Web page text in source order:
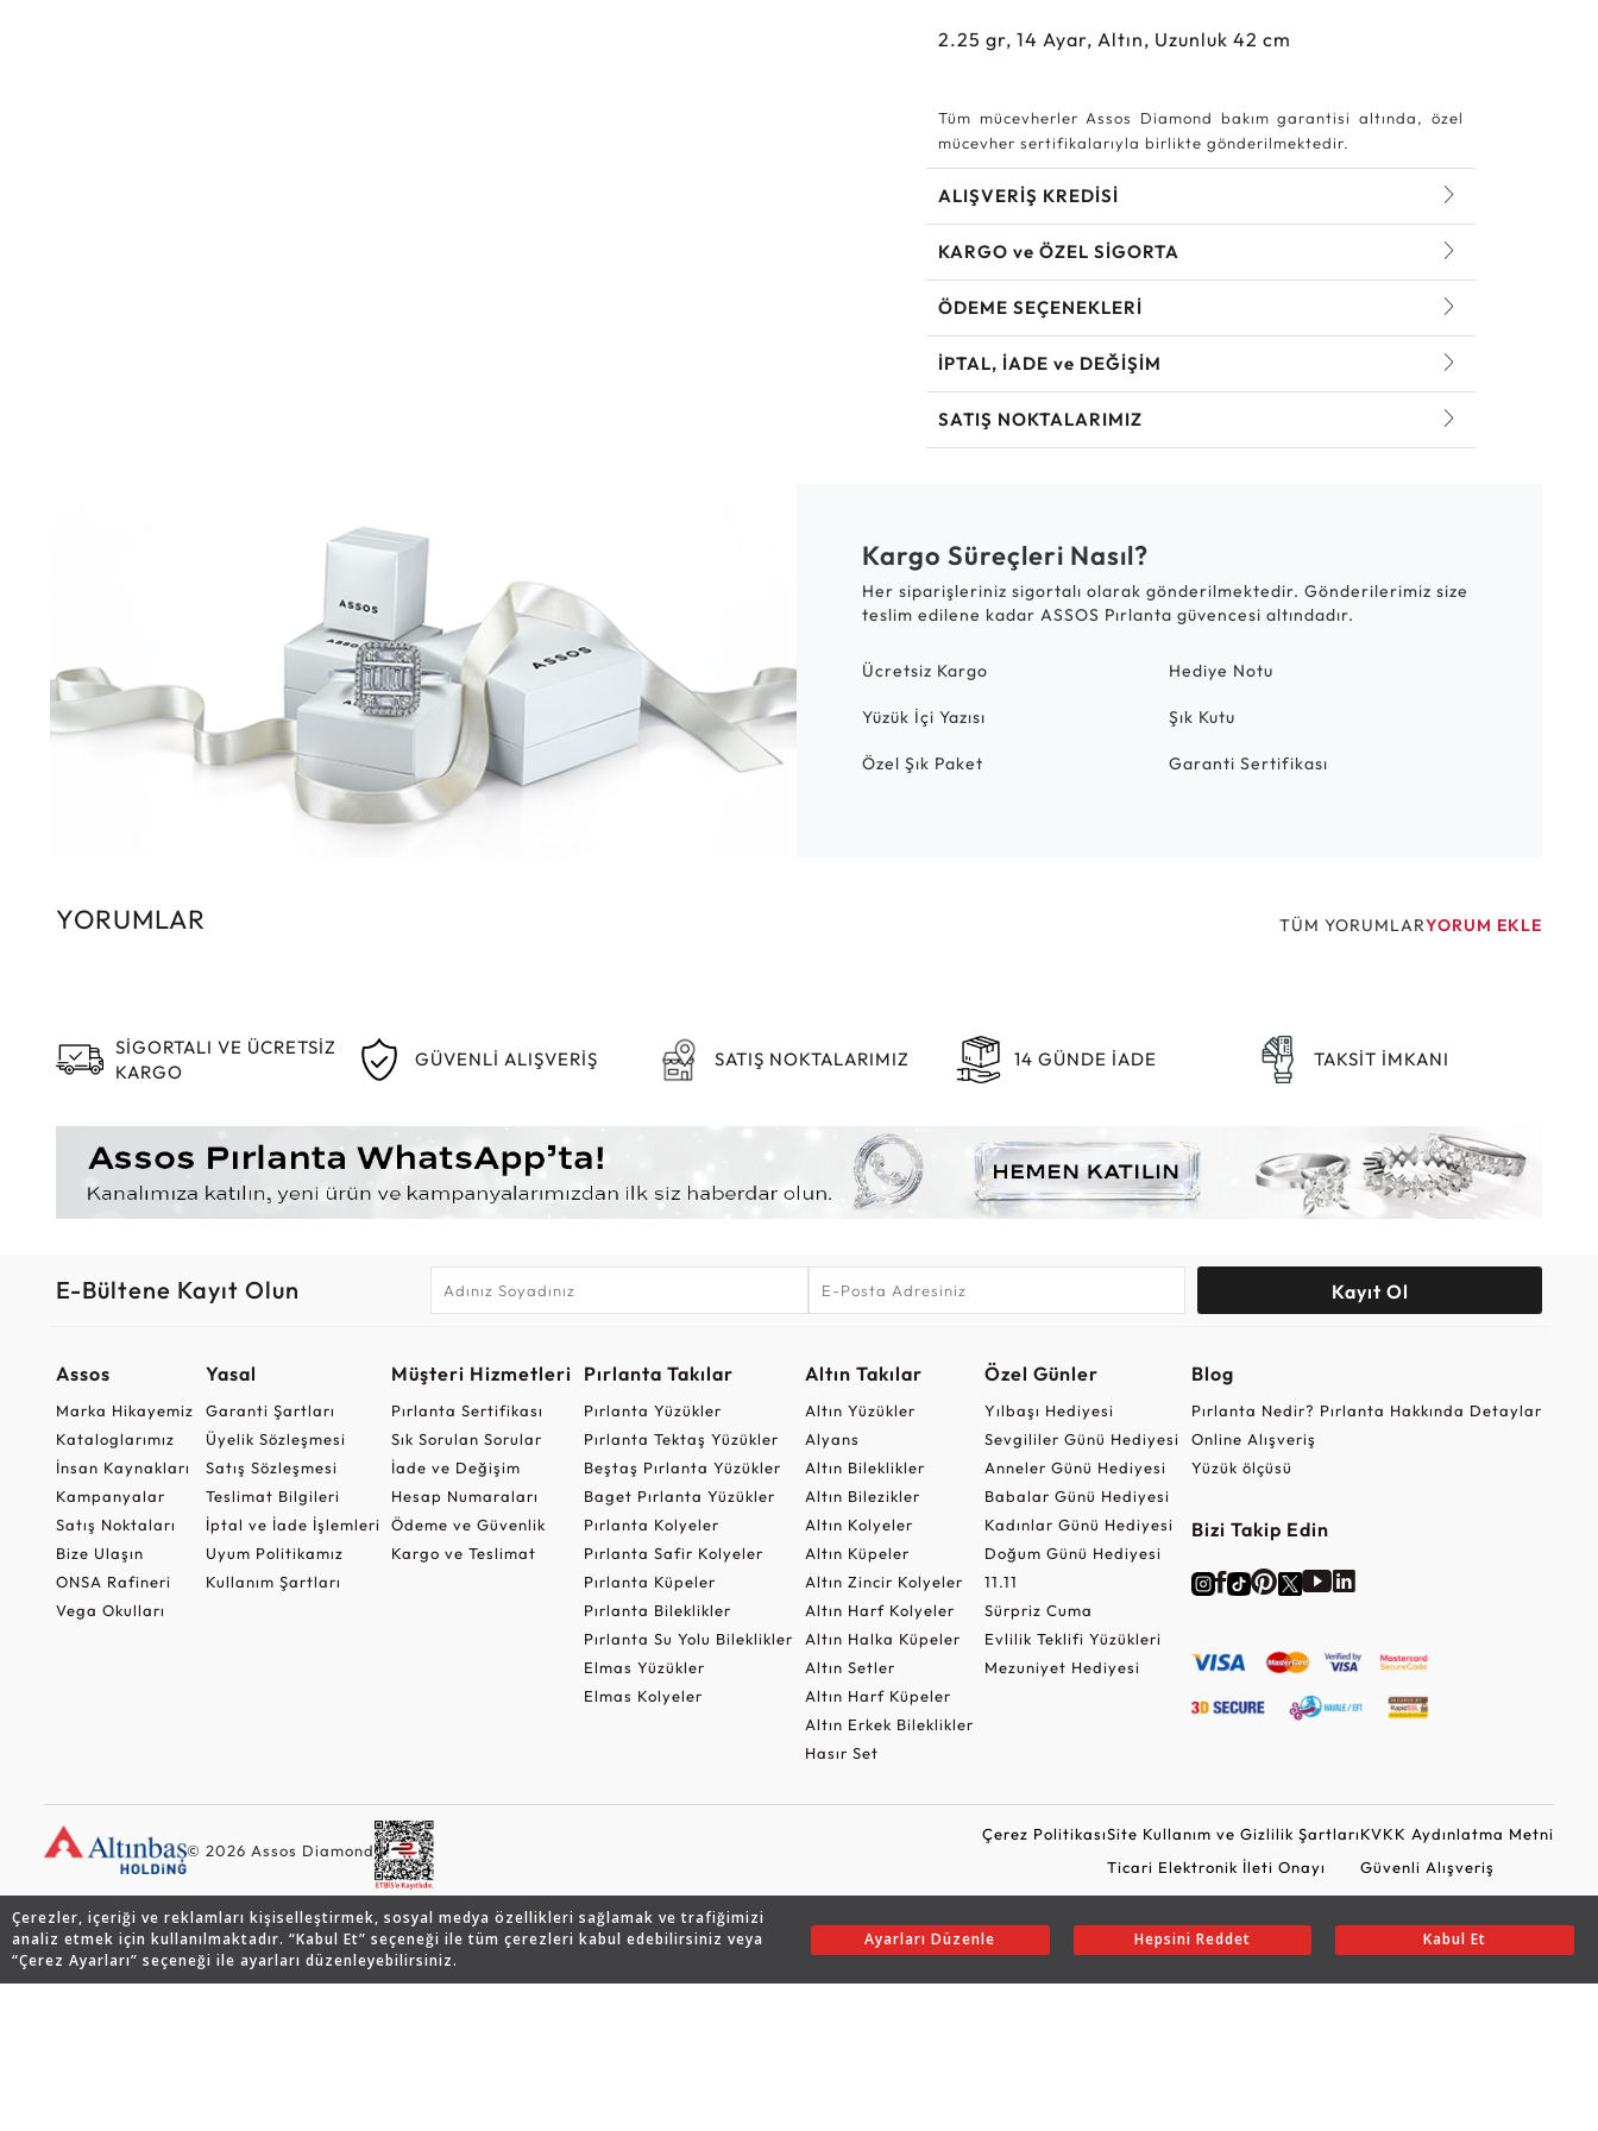
Çerezler, içeriği ve reklamları kişiselleştirmek, sosyal medya özellikleri sağlamak ve trafiğimizi
analiz etmek için kullanılmaktadır. “Kabul Et” seçeneği ile tüm çerezleri kabul edebilirsiniz veya
“Çerez Ayarları” seçeneği ile ayarları düzenleyebilirsiniz.
Ayarları Düzenle Hepsini Reddet Kabul Et
2.25gr,14Ayar, Altın, Uzunluk 42 cm
Tüm mücevherler Assos Diamond bakım garantisi altında, özel
mücevher sertifikalarıyla birlikte gönderilmektedir.
ALIŞVERİŞ KREDİSİ
KARGO ve ÖZEL SİGORTA
ÖDEME SEÇENEKLERİ
İPTAL, İADE ve DEĞİŞİM
SATIŞ NOKTALARIMIZ
Kargo Süreçleri Nasıl?
Her siparişleriniz sigortalı olarak gönderilmektedir. Gönderilerimiz size
teslim edilene kadar ASSOS Pırlanta güvencesi altındadır.
Ücretsiz Kargo Hediye Notu
Yüzük İçi Yazısı Şık Kutu
Özel Şık Paket Garanti Sertifikası
YORUMLAR TÜM YORUMLARYORUM EKLE
SİGORTALI VE ÜCRETSİZ
KARGO
GÜVENLİ ALIŞVERİŞ SATIŞ NOKTALARIMIZ 14 GÜNDE İADE TAKSİT İMKANI
E-Bültene Kayıt Olun Kayıt Ol
Assos
Marka Hikayemiz
Kataloglarımız
İnsan Kaynakları
Kampanyalar
Satış Noktaları
Bize Ulaşın
ONSA Rafineri
Vega Okulları
Yasal
Garanti Şartları
Üyelik Sözleşmesi
Satış Sözleşmesi
Teslimat Bilgileri
İptal ve İade İşlemleri
Uyum Politikamız
Kullanım Şartları
Müşteri Hizmetleri
Pırlanta Sertifikası
Sık Sorulan Sorular
İade ve Değişim
Hesap Numaraları
Ödeme ve Güvenlik
Kargo ve Teslimat
Pırlanta Takılar
Pırlanta Yüzükler
Pırlanta Tektaş Yüzükler
Beştaş Pırlanta Yüzükler
Baget Pırlanta Yüzükler
Pırlanta Kolyeler
Pırlanta Safir Kolyeler
Pırlanta Küpeler
Pırlanta Bileklikler
Pırlanta Su Yolu Bileklikler
Elmas Yüzükler
Elmas Kolyeler
Altın Takılar
Altın Yüzükler
Alyans
Altın Bileklikler
Altın Bilezikler
Altın Kolyeler
Altın Küpeler
Altın Zincir Kolyeler
Altın Harf Kolyeler
Altın Halka Küpeler
Altın Setler
Altın Harf Küpeler
Altın Erkek Bileklikler
Hasır Set
Özel Günler
Yılbaşı Hediyesi
Sevgililer Günü Hediyesi
Anneler Günü Hediyesi
Babalar Günü Hediyesi
Kadınlar Günü Hediyesi
Doğum Günü Hediyesi
11.11
Sürpriz Cuma
Evlilik Teklifi Yüzükleri
Mezuniyet Hediyesi
Blog
Pırlanta Nedir? Pırlanta Hakkında Detaylar
Online Alışveriş
Yüzük ölçüsü
Bizi Takip Edin
© 2026 Assos Diamond
Çerez PolitikasıSite Kullanım ve Gizlilik Şartları
Ticari Elektronik İleti Onayı
KVKK Aydınlatma Metni
Güvenli Alışveriş
Copyright © 2026 Assos Pırlanta - Bu sitenin tüm hakları saklıdır.